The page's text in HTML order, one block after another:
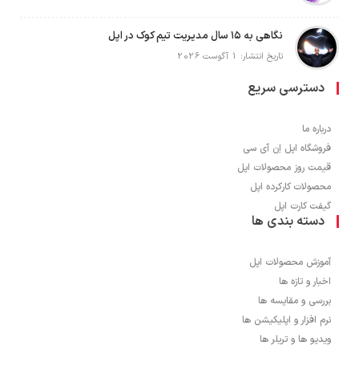
نگاهی به ۱۵ سال مدیریت تیم کوک در اپل
تاریخ انتشار: 1 آگوست 2026
دسترسی سریع
درباره ما
فروشگاه اپل اِن آی سی
قیمت روز محصولات اپل
محصولات کارکرده اپل
گیفت کارت اپل
دسته بندی ها
آموزش محصولات اپل
اخبار و تازه ها
بررسی و مقایسه ها
نرم افزار و اپلیکیشن ها
ویدیو ها و تریلر ها